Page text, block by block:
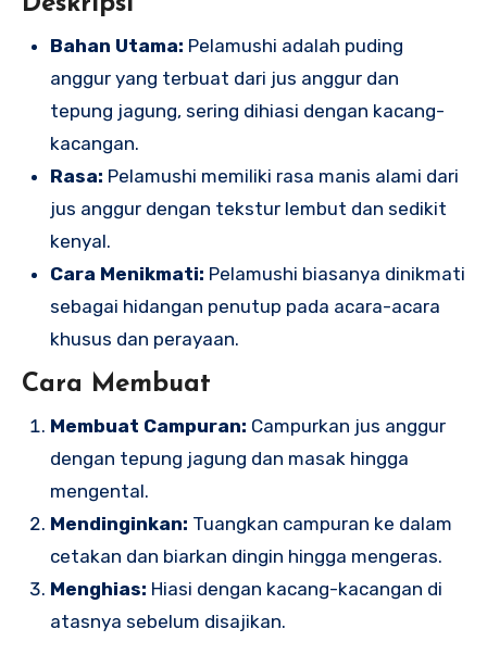
Bahan Utama: Pelamushi adalah puding
anggur yang terbuat dari jus anggur dan
tepung jagung, sering dihiasi dengan kacang-
kacangan.
Rasa: Pelamushi memiliki rasa manis alami dari
jus anggur dengan tekstur lembut dan sedikit
kenyal.
Cara Menikmati: Pelamushi biasanya dinikmati
sebagai hidangan penutup pada acara-acara
khusus dan perayaan.
Cara Membuat
Membuat Campuran: Campurkan jus anggur
dengan tepung jagung dan masak hingga
mengental.
Mendinginkan: Tuangkan campuran ke dalam
cetakan dan biarkan dingin hingga mengeras.
Menghias: Hiasi dengan kacang-kacangan di
atasnya sebelum disajikan.